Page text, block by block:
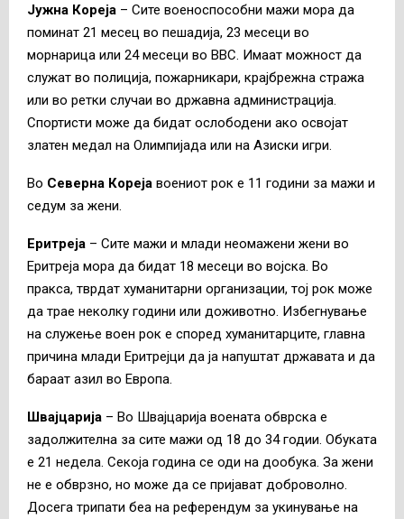
Јужна Кореја – Сите военоспособни мажи мора да
поминат 21 месец во пешадија, 23 месеци во
морнарица или 24 месеци во ВВС. Имаат можност да
служат во полиција, пожарникари, крајбрежна стража
или во ретки случаи во државна администрација.
Спортисти може да бидат ослободени ако освојат
златен медал на Олимпијада или на Азиски игри.
Во Северна Кореја воениот рок е 11 години за мажи и
седум за жени.
Еритреја – Сите мажи и млади неомажени жени во
Еритреја мора да бидат 18 месеци во војска. Во
пракса, тврдат хуманитарни организации, тој рок може
да трае неколку години или доживотно. Избегнување
на служење воен рок е според хуманитарците, главна
причина млади Еритрејци да ја напуштат државата и да
бараат азил во Европа.
Швајцарија – Во Швајцарија воената обврска е
задолжителна за сите мажи од 18 до 34 годии. Обуката
е 21 недела. Секоја година се оди на дообука. За жени
не е обврзно, но може да се пријават доброволно.
Досега трипати беа на референдум за укинување на